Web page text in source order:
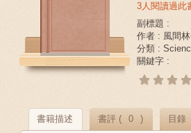
3人閱讀過此
副標題 :
作者 : 風間
分類 :
關鍵字 :
書籍描述 書評 ( 0 ) 目錄